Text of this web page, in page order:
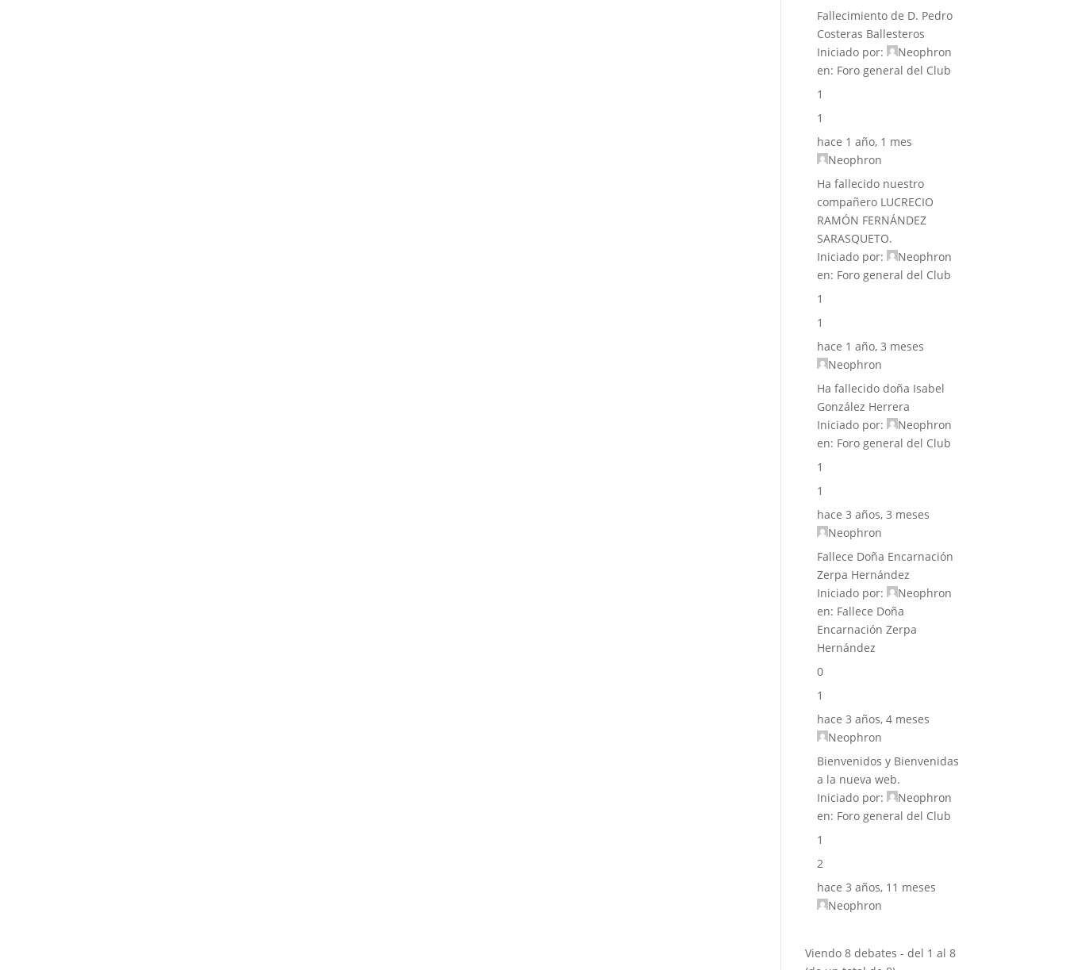
Fallecimiento de D. Pedro
Costeras Ballesteros
Iniciado por:
Neophron
en: Foro general del Club
1
1
hace 1 año, 1 mes
Neophron
Ha fallecido nuestro
compañero LUCRECIO
RAMÓN FERNÁNDEZ
SARASQUETO.
Iniciado por:
Neophron
en: Foro general del Club
1
1
hace 1 año, 3 meses
Neophron
Ha fallecido doña Isabel
González Herrera
Iniciado por:
Neophron
en: Foro general del Club
1
1
hace 3 años, 3 meses
Neophron
Fallece Doña Encarnación
Zerpa Hernández
Iniciado por:
Neophron
en: Fallece Doña
Encarnación Zerpa
Hernández
0
1
hace 3 años, 4 meses
Neophron
Bienvenidos y Bienvenidas
a la nueva web.
Iniciado por:
Neophron
en: Foro general del Club
1
2
hace 3 años, 11 meses
Neophron
Viendo 8 debates - del 1 al 8